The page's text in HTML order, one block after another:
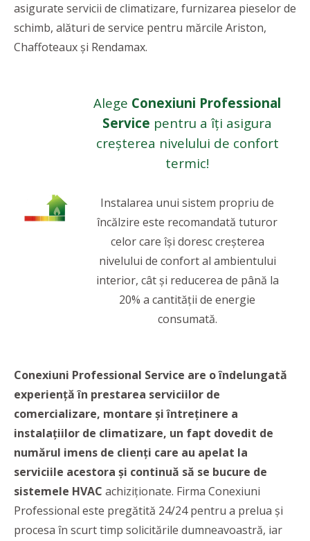
asigurate servicii de climatizare, furnizarea pieselor de
schimb, alături de service pentru mărcile Ariston,
Chaffoteaux și Rendamax.
Alege Conexiuni Professional
Service pentru a îți asigura
creșterea nivelului de confort
termic!
Instalarea unui sistem propriu de
încălzire este recomandată tuturor
celor care își doresc creșterea
nivelului de confort al ambientului
interior, cât și reducerea de până la
20% a cantității de energie
consumată.
Conexiuni Professional Service are o îndelungată
experiență în prestarea serviciilor de
comercializare, montare și întreținere a
instalațiilor de climatizare, un fapt dovedit de
numărul imens de clienți care au apelat la
serviciile acestora și continuă să se bucure de
sistemele HVAC achiziționate. Firma Conexiuni
Professional este pregătită 24/24 pentru a prelua şi
procesa în scurt timp solicitările dumneavoastră, iar